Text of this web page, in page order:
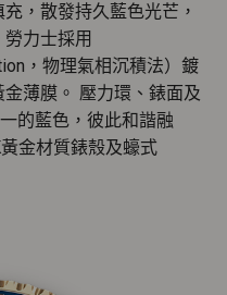
，散發持久藍色光芒，
力士採用
，物理氣相沉積法）鍍
薄膜。 壓力環、錶面及
的藍色，彼此和諧融
金材質錶殼及蠔式